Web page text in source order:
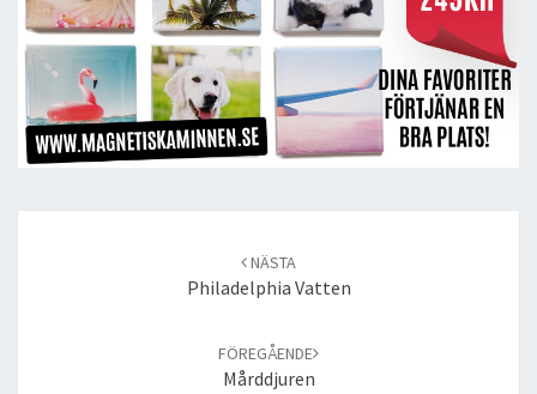
NÄSTA
Philadelphia Vatten
FÖREGÅENDE
Mårddjuren